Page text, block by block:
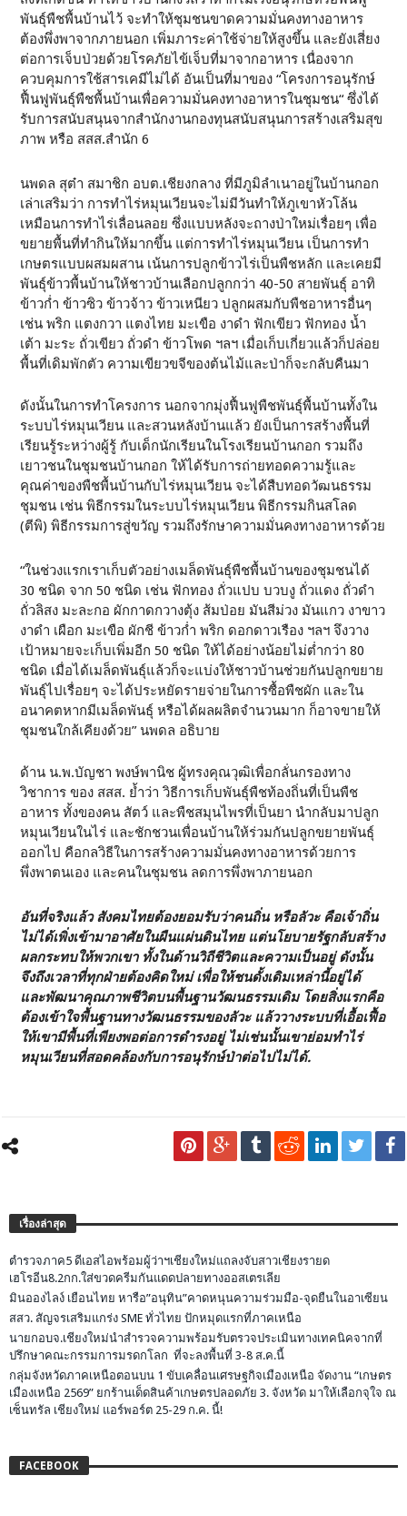
พันธุ์พืชพื้นบ้านไว้ จะทำให้ชุมชนขาดความมั่นคงทางอาหาร
ต้องพึ่งพาจากภายนอก เพิ่มภาระค่าใช้จ่ายให้สูงขึ้น และยังเสี่ยง
ต่อการเจ็บป่วยด้วยโรคภัยไข้เจ็บที่มาจากอาหาร เนื่องจาก
ควบคุมการใช้สารเคมีไม่ได้ อันเป็นที่มาของ “โครงการอนุรักษ์
ฟื้นฟูพันธุ์พืชพื้นบ้านเพื่อความมั่นคงทางอาหารในชุมชน“ ซึ่งได้
รับการสนับสนุนจากสำนักงานกองทุนสนับสนุนการสร้างเสริมสุข
ภาพ หรือ สสส.สำนัก 6
นพดล สุต๋า สมาชิก อบต.เชียงกลาง ที่มีภูมิลำเนาอยู่ในบ้านกอก
เล่าเสริมว่า การทำไร่หมุนเวียนจะไม่มีวันทำให้ภูเขาหัวโล้น
เหมือนการทำไร่เลื่อนลอย ซึ่งแบบหลังจะถางป่าใหม่เรื่อยๆ เพื่อ
ขยายพื้นที่ทำกินให้มากขึ้น แต่การทำไร่หมุนเวียน เป็นการทำ
เกษตรแบบผสมผสาน เน้นการปลูกข้าวไร่เป็นพืชหลัก และเคยมี
พันธุ์ข้าวพื้นบ้านให้ชาวบ้านเลือกปลูกกว่า 40-50 สายพันธุ์ อาทิ
ข้าวก่ำ ข้าวซิว ข้าวจ้าว ข้าวเหนียว ปลูกผสมกับพืชอาหารอื่นๆ
เช่น พริก แตงกวา แตงไทย มะเขือ งาดำ ฟักเขียว ฟักทอง น้ำ
เต้า มะระ ถั่วเขียว ถั่วดำ ข้าวโพด ฯลฯ เมื่อเก็บเกี่ยวแล้วก็ปล่อย
พื้นที่เดิมพักตัว ความเขียวขจีของต้นไม้และป่าก็จะกลับคืนมา
ดังนั้นในการทำโครงการ นอกจากมุ่งฟื้นฟูพืชพันธุ์พื้นบ้านทั้งใน
ระบบไร่หมุนเวียน และสวนหลังบ้านแล้ว ยังเป็นการสร้างพื้นที่
เรียนรู้ระหว่างผู้รู้ กับเด็กนักเรียนในโรงเรียนบ้านกอก รวมถึง
เยาวชนในชุมชนบ้านกอก ให้ได้รับการถ่ายทอดความรู้และ
คุณค่าของพืชพื้นบ้านกับไร่หมุนเวียน จะได้สืบทอดวัฒนธรรม
ชุมชน เช่น พิธีกรรมในระบบไร่หมุนเวียน พิธีกรรมกินสโลด
(ตีพิ) พิธีกรรมการสู่ขวัญ รวมถึงรักษาความมั่นคงทางอาหารด้วย
“ในช่วงแรกเราเก็บตัวอย่างเมล็ดพันธุ์พืชพื้นบ้านของชุมชนได้
30 ชนิด จาก 50 ชนิด เช่น ฟักทอง ถั่วแปบ บวบงู ถั่วแดง ถั่วดำ
ถั่วลิสง มะละกอ ผักกาดกวางตุ้ง ส้มป่อย มันสีม่วง มันแกว งาขาว
งาดำ เผือก มะเขือ ผักชี ข้าวก่ำ พริก ดอกดาวเรือง ฯลฯ จึงวาง
เป้าหมายจะเก็บเพิ่มอีก 50 ชนิด ให้ได้อย่างน้อยไม่ต่ำกว่า 80
ชนิด เมื่อได้เมล็ดพันธุ์แล้วก็จะแบ่งให้ชาวบ้านช่วยกันปลูกขยาย
พันธุ์ไปเรื่อยๆ จะได้ประหยัดรายจ่ายในการซื้อพืชผัก และใน
อนาคตหากมีเมล็ดพันธุ์ หรือได้ผลผลิตจำนวนมาก ก็อาจขายให้
ชุมชนใกล้เคียงด้วย” นพดล อธิบาย
ด้าน น.พ.บัญชา พงษ์พานิช ผู้ทรงคุณวุฒิเพื่อกลั่นกรองทาง
วิชาการ ของ สสส. ย้ำว่า วิธีการเก็บพันธุ์พืชท้องถิ่นที่เป็นพืช
อาหาร ทั้งของคน สัตว์ และพืชสมุนไพรที่เป็นยา นำกลับมาปลูก
หมุนเวียนในไร่ และชักชวนเพื่อนบ้านให้ร่วมกันปลูกขยายพันธุ์
ออกไป คือกลวิธีในการสร้างความมั่นคงทางอาหารด้วยการ
พึ่งพาตนเอง และคนในชุมชน ลดการพึ่งพาภายนอก
อันที่จริงแล้ว สังคมไทยต้องยอมรับว่าคนถิ่น หรือลัวะ คือเจ้าถิ่น
ไม่ได้เพิ่งเข้ามาอาศัยในผืนแผ่นดินไทย แต่นโยบายรัฐกลับสร้าง
ผลกระทบให้พวกเขา ทั้งในด้านวิถีชีวิตและความเป็นอยู่ ดังนั้น
จึงถึงเวลาที่ทุกฝ่ายต้องคิดใหม่ เพื่อให้ชนดั้งเดิมเหล่านี้อยู่ได้
และพัฒนาคุณภาพชีวิตบนพื้นฐานวัฒนธรรมเดิม โดยสิ่งแรกคือ
ต้องเข้าใจพื้นฐานทางวัฒนธรรมของลัวะ แล้ววางระบบที่เอื้อเฟื้อ
ให้เขามีพื้นที่เพียงพอต่อการดำรงอยู่ ไม่เช่นนั้นเขาย่อมทำไร่
หมุนเวียนที่สอดคล้องกับการอนุรักษ์ป่าต่อไปไม่ได้.
เรื่องล่าสุด
ตำรวจภาค5 ดีเอสไอพร้อมผู้ว่าฯเชียงใหม่แถลงจับสาวเชียงรายด
เฮโรอีน8.2กก.ใส่ขวดครีมกันแดดปลายทางออสเตรเลีย
มินอองไลง์ เยือนไทย หารือ”อนุทิน”คาดหนุนความร่วมมือ-จุดยืนในอาเซียน
สสว. สัญจรเสริมแกร่ง SME ทั่วไทย ปักหมุดแรกที่ภาคเหนือ
นายกอบจ.เชียงใหม่นำสำรวจความพร้อมรับตรวจประเมินทางเทคนิคจากที่
ปรึกษาคณะกรรมการมรดกโลก ที่จะลงพื้นที่ 3-8 ส.ค.นี้
กลุ่มจังหวัดภาคเหนือตอนบน 1 ขับเคลื่อนเศรษฐกิจเมืองเหนือ จัดงาน “เกษตร
เมืองเหนือ 2569” ยกร้านเด็ดสินค้าเกษตรปลอดภัย 3. จังหวัด มาให้เลือกจุใจ ณ
เซ็นทรัล เชียงใหม่ แอร์พอร์ต 25-29 ก.ค. นี้!
FACEBOOK